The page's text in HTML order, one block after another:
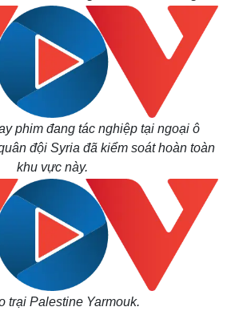
phim đang tác nghiệp tại ngoại ô
đội Syria đã kiểm soát hoàn toàn
khu vực này.
trại Palestine Yarmouk.